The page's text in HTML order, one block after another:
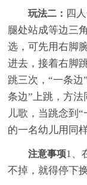
玩法二： 四
腿处站成等边三
选，可先用右脚
进去，接着右脚
跳三次，“一条边
条边”上跳，方
儿歌，当跳念到
的一名幼儿用同
注意事项1、
不掉，就得停下